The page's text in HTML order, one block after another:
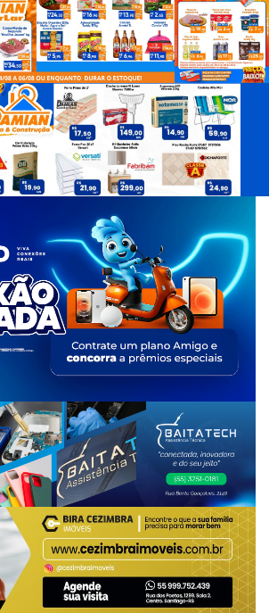
d
e
a
g
s